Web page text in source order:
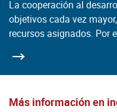
La cooperación al
objetivos cada vez
recursos asignados. Por
Más información en